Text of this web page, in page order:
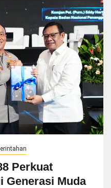
Perkuat
Generasi Muda